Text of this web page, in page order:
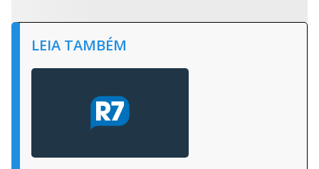
LEIA TAMBÉM